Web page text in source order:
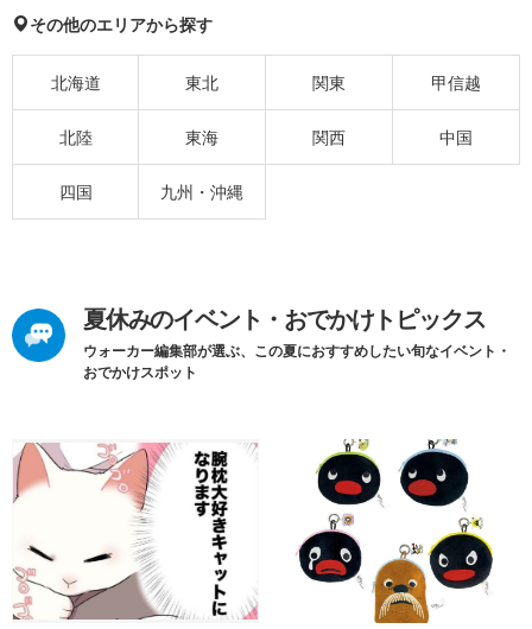
その他のエリアから探す
北海道 東北 関東 甲信越
北陸 東海 関西 中国
四国 九州・沖縄
夏休みのイベント・おでかけトピックス
ウォーカー編集部が選ぶ、この夏におすすめしたい旬なイベント・
おでかけスポット